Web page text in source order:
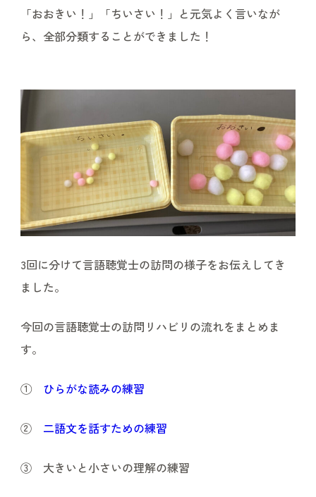
「おおきい！」「ちいさい！」と元気よく言いなが
ら、全部分類することができました！
3回に分けて言語聴覚士の訪問の様子をお伝えしてき
ました。
今回の言語聴覚士の訪問リハビリの流れをまとめま
す。
① ひらがな読みの練習
② 二語文を話すための練習
③ 大きいと小さいの理解の練習